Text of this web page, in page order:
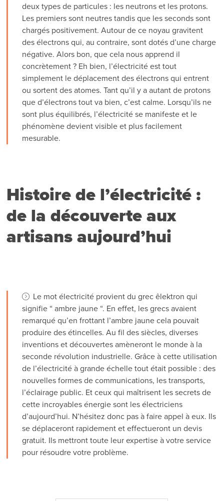
deux types de particules : les neutrons et les protons.
Les premiers sont neutres tandis que les seconds sont
chargés positivement. Autour de ce noyau gravitent
des électrons qui, au contraire, sont dotés d’une charge
négative. Alors bon, que cela nous apprend il
concrètement ? Eh bien, l’électricité est tout
simplement le déplacement des électrons qui entrent
ou sortent des atomes. Tant qu’il y a autant de protons
que d’électrons tout va bien, c’est calme. Lorsqu’ils ne
sont plus équilibrés, l’électricité se manifeste et le
phénomène devient visible et plus facilement
mesurable.
Histoire de l’électricité :
de la découverte aux
artisans aujourd’hui
Le mot électricité provient du grec êlektron qui
signifie “ ambre jaune “. En effet, les grecs avaient
remarqué qu’en frottant l’ambre jaune cela pouvait
produire des étincelles. Au fil des siècles, diverses
inventions et découvertes amèneront le monde à la
seconde révolution industrielle. Grâce à cette utilisation
de l’électricité à grande échelle tout était possible : des
nouvelles formes de communications, les transports,
l’éclairage public. Et ceux qui maîtrisent les secrets de
cette incroyables énergie sont les électriciens
d’aujourd’hui. N’hésitez donc pas à faire appel à eux. Ils
se déplaceront rapidement et effectueront un devis
gratuit. Ils mettront toute leur expertise à votre service
pour résoudre votre problème.